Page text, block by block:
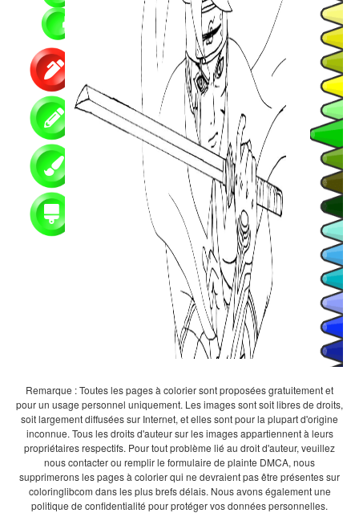
Remarque : Toutes les pages à colorier sont proposées gratuitement et
pour un usage personnel uniquement. Les images sont soit libres de droits,
soit largement diffusées sur Internet, et elles sont pour la plupart d'origine
inconnue. Tous les droits d'auteur sur les images appartiennent à leurs
propriétaires respectifs. Pour tout problème lié au droit d'auteur, veuillez
nous contacter ou remplir le formulaire de plainte DMCA, nous
supprimerons les pages à colorier qui ne devraient pas être présentes sur
coloringlibcom dans les plus brefs délais. Nous avons également une
politique de confidentialité pour protéger vos données personnelles.